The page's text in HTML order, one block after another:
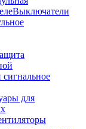
Выключатели
для